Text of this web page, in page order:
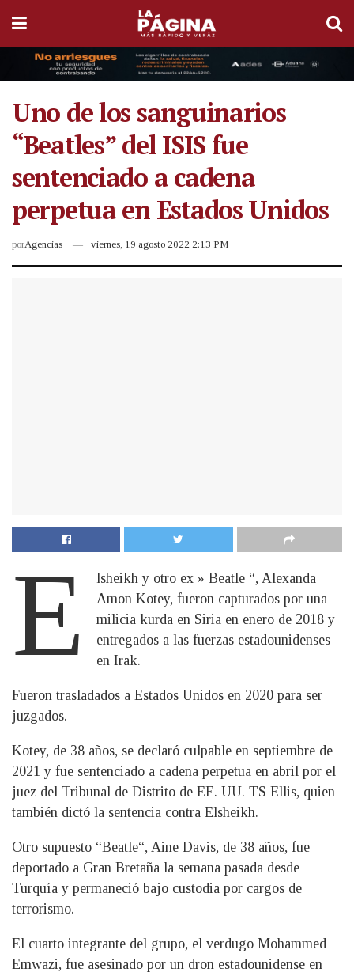
Uno de los sanguinarios
“Beatles” del ISIS fue
sentenciado a cadena
perpetua en Estados Unidos
porAgencias viernes, 19 agosto 2022 2:13 PM
E
lsheikh y otro ex » Beatle “, Alexanda
Amon Kotey, fueron capturados por una
milicia kurda en Siria en enero de 2018 y
entregados a las fuerzas estadounidenses
en Irak.
Fueron trasladados a Estados Unidos en 2020 para ser
juzgados.
Kotey, de 38 años, se declaró culpable en septiembre de
2021 y fue sentenciado a cadena perpetua en abril por el
juez del Tribunal de Distrito de EE. UU. TS Ellis, quien
también dictó la sentencia contra Elsheikh.
Otro supuesto “Beatle“, Aine Davis, de 38 años, fue
deportado a Gran Bretaña la semana pasada desde
Turquía y permaneció bajo custodia por cargos de
terrorismo.
El cuarto integrante del grupo, el verdugo Mohammed
Emwazi, fue asesinado por un dron estadounidense en